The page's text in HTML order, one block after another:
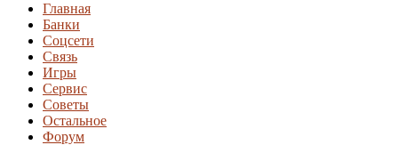
Главная
Банки
Соцсети
Связь
Игры
Сервис
Советы
Остальное
Форум